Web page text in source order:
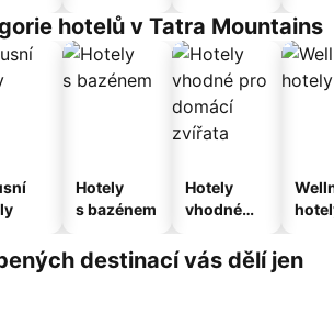
hotelů v Tatra Mountains
Hotely
s bazénem
Hotely
vhodné
domácí
zvířata
destinací vás dělí jen